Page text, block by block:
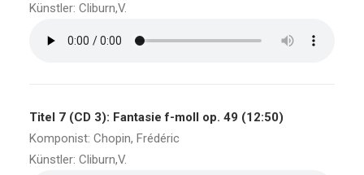
Künstler: Cliburn,V.
Titel 7 (CD 3): Fantasie f-moll op. 49 (12:50)
Komponist: Chopin, Frédéric
Künstler: Cliburn,V.